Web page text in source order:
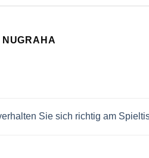
NUGRAHA
Sie sich richtig am